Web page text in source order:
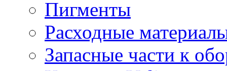
Пигменты
Расходные
Запасные части к